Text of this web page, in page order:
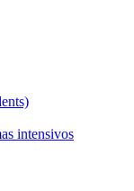
intensivos